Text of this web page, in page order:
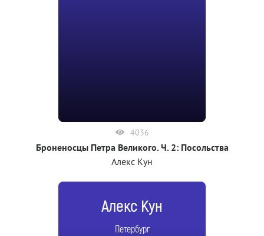
4036
Броненосцы Петра Великого. Ч. 2: Посольства
Алекс Кун
Алекс Кун
Петербург